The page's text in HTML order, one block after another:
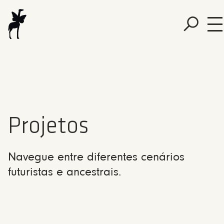
Projetos
Navegue entre diferentes cenários
futuristas e ancestrais.